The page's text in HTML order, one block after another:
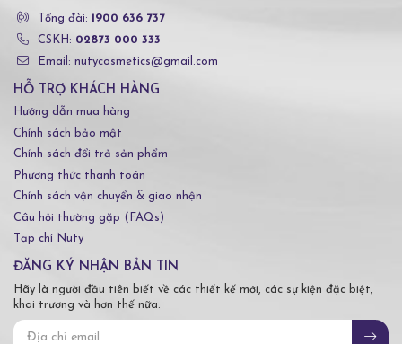
Tổng đài: 1900 636 737
CSKH: 02873 000 333
Email: nutycosmetics@gmail.com
HỖ TRỢ KHÁCH HÀNG
Hướng dẫn mua hàng
Chính sách bảo mật
Chính sách đổi trả sản phẩm
Phương thức thanh toán
Chính sách vận chuyển & giao nhận
Câu hỏi thường gặp (FAQs)
Tạp chí Nuty
ĐĂNG KÝ NHẬN BẢN TIN
Hãy là người đầu tiên biết về các thiết kế mới, các sự kiện đặc biệt,
khai trương và hơn thế nữa.